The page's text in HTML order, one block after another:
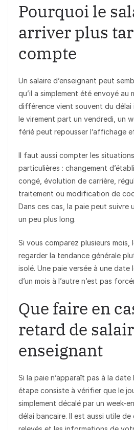
Pourquoi le
arriver plus
compte
Un salaire d’enseignant peut
qu’il a simplement été envoyé au
différence vient souvent du délai
le virement part un vendredi, un
férié peut repousser l’affichage
Il faut aussi compter les
particulières : changement
congé, évolution de carrière,
traitement ou modification de
Dans ces cas, la paie peut suivre
un peu plus long.
Si vous comparez plusieurs
regarder la tendance générale
isolé. Une paie versée à une
d’un mois à l’autre n’est pas
Que faire en
retard de
enseignant
Si la paie n’apparaît pas à la
étape consiste à vérifier que le
simplement décalé par un week-
délai bancaire. Il est aussi utile